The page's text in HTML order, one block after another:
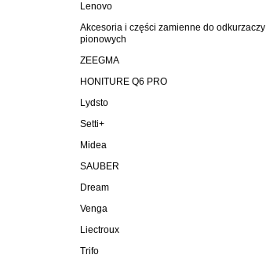
Lenovo
Akcesoria i części zamienne do odkurzaczy
pionowych
ZEEGMA
HONITURE Q6 PRO
Lydsto
Setti+
Midea
SAUBER
Dream
Venga
Liectroux
Trifo